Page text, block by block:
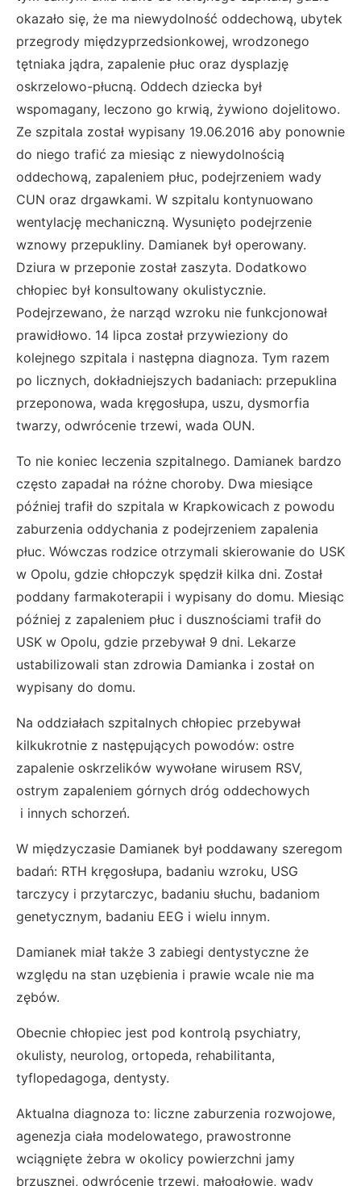
okazało się, że ma niewydolność oddechową, ubytek
przegrody międzyprzedsionkowej, wrodzonego
tętniaka jądra, zapalenie płuc oraz dysplazję
oskrzelowo-płucną. Oddech dziecka był
wspomagany, leczono go krwią, żywiono dojelitowo.
Ze szpitala został wypisany 19.06.2016 aby ponownie
do niego trafić za miesiąc z niewydolnością
oddechową, zapaleniem płuc, podejrzeniem wady
CUN oraz drgawkami. W szpitalu kontynuowano
wentylację mechaniczną. Wysunięto podejrzenie
wznowy przepukliny. Damianek był operowany.
Dziura w przeponie został zaszyta. Dodatkowo
chłopiec był konsultowany okulistycznie.
Podejrzewano, że narząd wzroku nie funkcjonował
prawidłowo. 14 lipca został przywieziony do
kolejnego szpitala i następna diagnoza. Tym razem
po licznych, dokładniejszych badaniach: przepuklina
przeponowa, wada kręgosłupa, uszu, dysmorfia
twarzy, odwrócenie trzewi, wada OUN.
To nie koniec leczenia szpitalnego. Damianek bardzo
często zapadał na różne choroby. Dwa miesiące
później trafił do szpitala w Krapkowicach z powodu
zaburzenia oddychania z podejrzeniem zapalenia
płuc. Wówczas rodzice otrzymali skierowanie do USK
w Opolu, gdzie chłopczyk spędził kilka dni. Został
poddany farmakoterapii i wypisany do domu. Miesiąc
później z zapaleniem płuc i dusznościami trafił do
USK w Opolu, gdzie przebywał 9 dni. Lekarze
ustabilizowali stan zdrowia Damianka i został on
wypisany do domu.
Na oddziałach szpitalnych chłopiec przebywał
kilkukrotnie z następujących powodów: ostre
zapalenie oskrzelików wywołane wirusem RSV,
ostrym zapaleniem górnych dróg oddechowych
i innych schorzeń.
W międzyczasie Damianek był poddawany szeregom
badań: RTH kręgosłupa, badaniu wzroku, USG
tarczycy i przytarczyc, badaniu słuchu, badaniom
genetycznym, badaniu EEG i wielu innym.
Damianek miał także 3 zabiegi dentystyczne że
względu na stan uzębienia i prawie wcale nie ma
zębów.
Obecnie chłopiec jest pod kontrolą psychiatry,
okulisty, neurolog, ortopeda, rehabilitanta,
tyflopedagoga, dentysty.
Aktualna diagnoza to: liczne zaburzenia rozwojowe,
agenezja ciała modelowatego, prawostronne
wciągnięte żebra w okolicy powierzchni jamy
brzusznej, odwrócenie trzewi, małogłowie, wady